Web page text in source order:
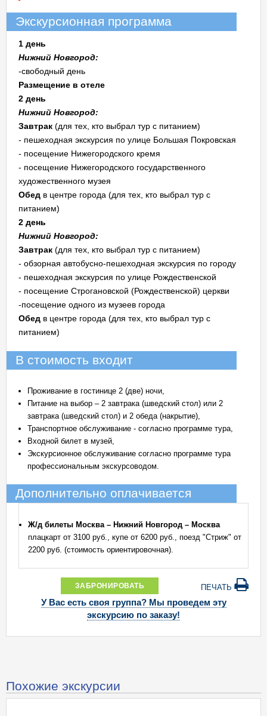
Экскурсионная программа
1 день
Нижний Новгород:
-свободный день
Размещение в отеле
2 день
Нижний Новгород:
Завтрак (для тех, кто выбрал тур с питанием)
- пешеходная экскурсия по улице Большая Покровская
- посещение Нижегородского кремя
- посещение Нижегородского государственного
художественного музея
Обед в центре города (для тех, кто выбрал тур с
питанием)
2 день
Нижний Новгород:
Завтрак (для тех, кто выбрал тур с питанием)
- обзорная автобусно-пешеходная экскурсия по городу
- пешеходная экскурсия по улице Рождественской
- посещение Строгановской (Рождественской) церкви
-посещение одного из музеев города
Обед в центре города (для тех, кто выбрал тур с
питанием)
В стоимость входит
Проживание в гостинице 2 (две) ночи,
Питание на выбор – 2 завтрака (шведский стол) или 2
завтрака (шведский стол) и 2 обеда (накрытие),
Транспортное обслуживание - согласно программе тура,
Входной билет в музей,
Экскурсионное обслуживание согласно программе тура
профессиональным экскурсоводом.
Дополнительно оплачивается
Ж/д билеты Москва – Нижний Новгород – Москва
плацкарт от 3100 руб., купе от 6200 руб., поезд "Стриж" от
2200 руб. (стоимость ориентировочная).
ЗАБРОНИРОВАТЬ ПЕЧАТЬ
У Вас есть своя группа? Мы проведем эту
экскурсию по заказу!
Похожие экскурсии